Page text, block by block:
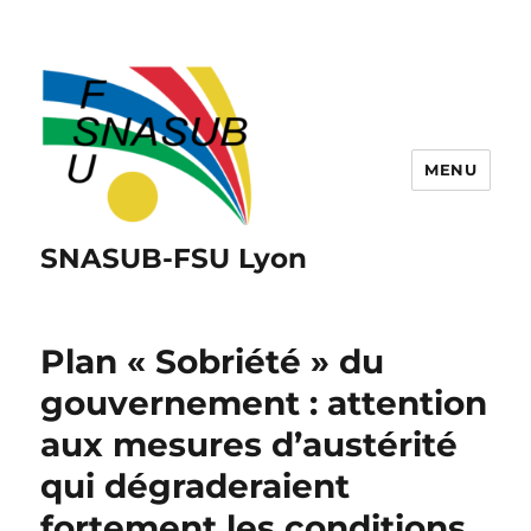
SNASUB-FSU Lyon
MENU
Plan « Sobriété » du
gouvernement : attention
aux mesures d’austérité
qui dégraderaient